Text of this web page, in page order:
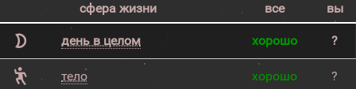
сфера жизни все вы
день в целом хорошо ?
тело хорошо ?